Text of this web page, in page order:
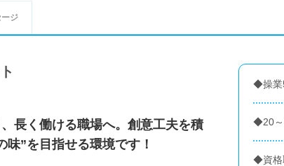
ージ
長く働ける職場へ。創意工夫を積
味”を目指せる環境です！
◆操業
◆20～
◆資格